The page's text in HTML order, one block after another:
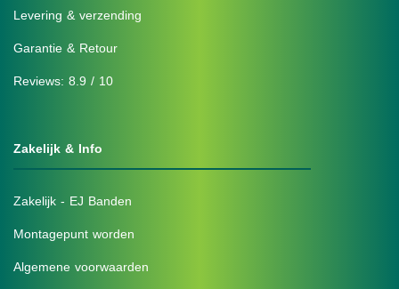
Levering & verzending
Garantie & Retour
Reviews: 8.9 / 10
Zakelijk & Info
Zakelijk - EJ Banden
Montagepunt worden
Algemene voorwaarden